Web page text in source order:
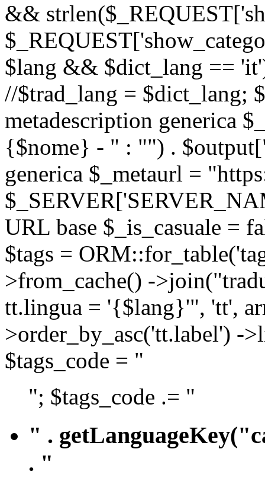
&&
$lang && $dict_lang ==
//$trad_lang = $dict_lang;
metadescription generica
{$nome} - " : "") .
generica $_metaurl =
URL base $_is_casuale =
$tags =
>from_cache() -
tt.lingua = '{$lang}'", 'tt',
>order_by_asc('tt.label') -
$tags_code = "
"; $tags_code .= "
" .
. "